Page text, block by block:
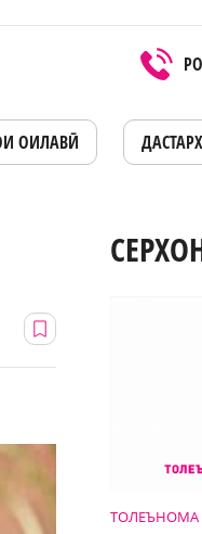
ОИЛАВӢ
ТОЛЕЪНОМА